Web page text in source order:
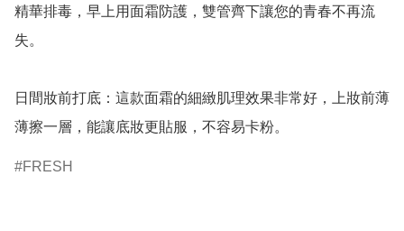
精華排毒，早上用面霜防護，雙管齊下讓您的青春不再流
失。
日間妝前打底：這款面霜的細緻肌理效果非常好，上妝前薄
薄擦一層，能讓底妝更貼服，不容易卡粉。
FRESH